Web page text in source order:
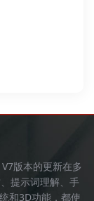
V7版本的更新在多
提示词理解、手
和3D功能，都使